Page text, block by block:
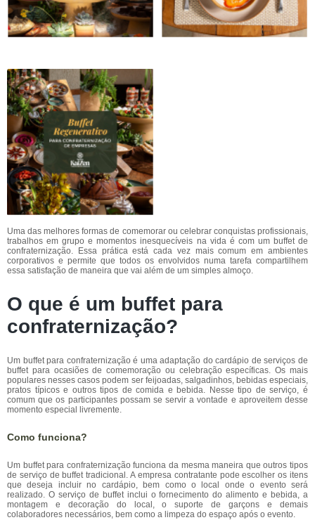
Uma das melhores formas de comemorar ou celebrar conquistas profissionais,
trabalhos em grupo e momentos inesquecíveis na vida é com um buffet de
confraternização. Essa prática está cada vez mais comum em ambientes
corporativos e permite que todos os envolvidos numa tarefa compartilhem
essa satisfação de maneira que vai além de um simples almoço.
O que é um buffet para
confraternização?
Um buffet para confraternização é uma adaptação do cardápio de serviços de
buffet para ocasiões de comemoração ou celebração específicas. Os mais
populares nesses casos podem ser feijoadas, salgadinhos, bebidas especiais,
pratos típicos e outros tipos de comida e bebida. Nesse tipo de serviço, é
comum que os participantes possam se servir a vontade e aproveitem desse
momento especial livremente.
Como funciona?
Um buffet para confraternização funciona da mesma maneira que outros tipos
de serviço de buffet tradicional. A empresa contratante pode escolher os itens
que deseja incluir no cardápio, bem como o local onde o evento será
realizado. O serviço de buffet inclui o fornecimento do alimento e bebida, a
montagem e decoração do local, o suporte de garçons e demais
colaboradores necessários, bem como a limpeza do espaço após o evento.